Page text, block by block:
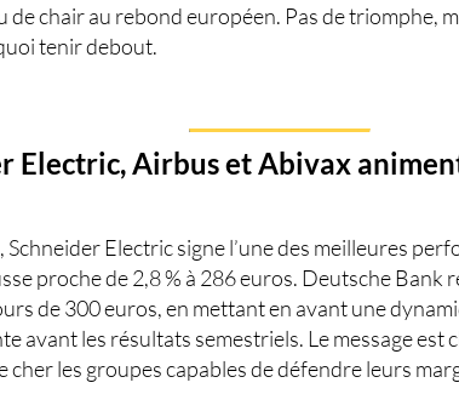
de chair au rebond européen. Pas de triomphe,
tenir debout.
Electric, Airbus et Abivax
Schneider Electricsigne l’une des meilleures
proche de 2,8 % à 286 euros. Deutsche Bank
de 300 euros, en mettant en avant une
avant les résultats semestriels. Le message est
cher les groupes capables de défendre leurs